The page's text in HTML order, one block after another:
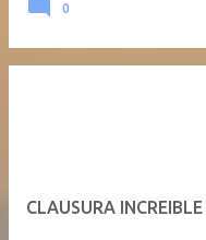
0
CLAUSURA INCREIBLE